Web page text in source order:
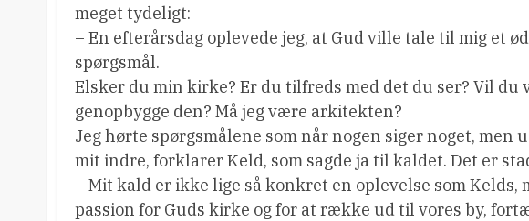
meget tydeligt:
– En efterårsdag oplevede jeg, at Gud ville tale til mig et
spørgsmål.
Elsker du min kirke? Er du tilfreds med det du ser? Vil
genopbygge den? Må jeg være arkitekten?
Jeg hørte spørgsmålene som når nogen siger noget, men
mit indre, forklarer Keld, som sagde ja til kaldet. Det er
– Mit kald er ikke lige så konkret en oplevelse som Kelds,
passion for Guds kirke og for at række ud til vores by,